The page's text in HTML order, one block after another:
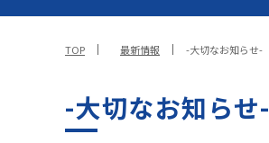
TOP 最新情報 -大切なお知らせ-
-大切なお知らせ-